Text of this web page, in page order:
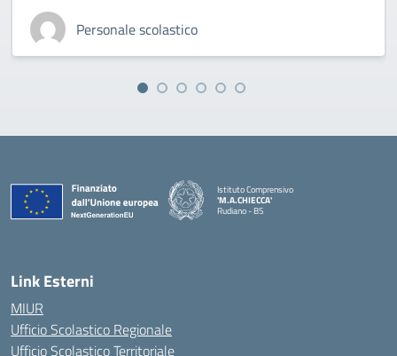
Personale scolastico
Istituto Comprensivo
'M.A.CHIECCA'
Rudiano - BS
Link Esterni
MIUR
Ufficio Scolastico Regionale
Ufficio Scolastico Territoriale